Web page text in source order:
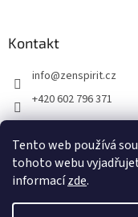
Tento web používá
tohoto webu
informacízde.
Kontakt
info@zenspirit.cz
+420 602 796 371